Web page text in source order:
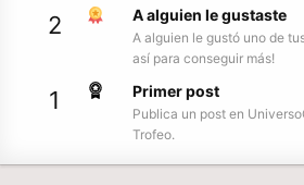
2 A alguien le gustaste
A alguien le gustó uno de
así para conseguir más!
1 Primer post
Publica un post en
Trofeo.